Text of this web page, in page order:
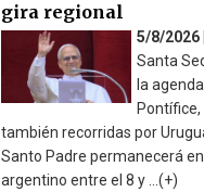
gira regional
5/8/2026 ||
Santa
la
también recorridas por
Santo Padre permanecerá
argentino entre el 8 y ...(+)